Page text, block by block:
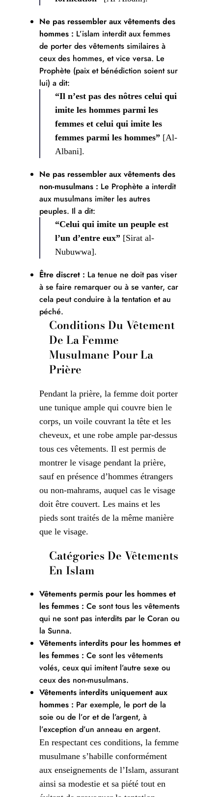
Ne pas ressembler aux vêtements des
hommes : L’islam interdit aux femmes
de porter des vêtements similaires à
ceux des hommes, et vice versa. Le
Prophète (paix et bénédiction soient sur
lui) a dit:
“Il n’est pas des nôtres celui qui
imite les hommes parmi les
femmes et celui qui imite les
femmes parmi les hommes” [Al-
Albani].
Ne pas ressembler aux vêtements des
non-musulmans : Le Prophète a interdit
aux musulmans imiter les autres
peuples. Il a dit:
“Celui qui imite un peuple est
l’un d’entre eux” [Sirat al-
Nubuwwa].
Être discret : La tenue ne doit pas viser
à se faire remarquer ou à se vanter, car
cela peut conduire à la tentation et au
péché.
Conditions Du Vêtement
De La Femme
Musulmane Pour La
Prière
Pendant la prière, la femme doit porter
une tunique ample qui couvre bien le
corps, un voile couvrant la tête et les
cheveux, et une robe ample par-dessus
tous ces vêtements. Il est permis de
montrer le visage pendant la prière,
sauf en présence d’hommes étrangers
ou non-mahrams, auquel cas le visage
doit être couvert. Les mains et les
pieds sont traités de la même manière
que le visage.
Catégories De Vêtements
En Islam
Vêtements permis pour les hommes et
les femmes : Ce sont tous les vêtements
qui ne sont pas interdits par le Coran ou
la Sunna.
Vêtements interdits pour les hommes et
les femmes : Ce sont les vêtements
volés, ceux qui imitent l’autre sexe ou
ceux des non-musulmans.
Vêtements interdits uniquement aux
hommes : Par exemple, le port de la
soie ou de l’or et de l’argent, à
l’exception d’un anneau en argent.
En respectant ces conditions, la femme
musulmane s’habille conformément
aux enseignements de l’Islam, assurant
ainsi sa modestie et sa piété tout en